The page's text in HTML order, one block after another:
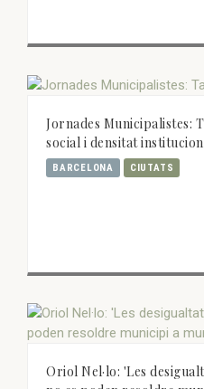
Jornades Municipalistes:
social i densitat
BARCELONA CIUTATS
Oriol Nel·lo: 'Les